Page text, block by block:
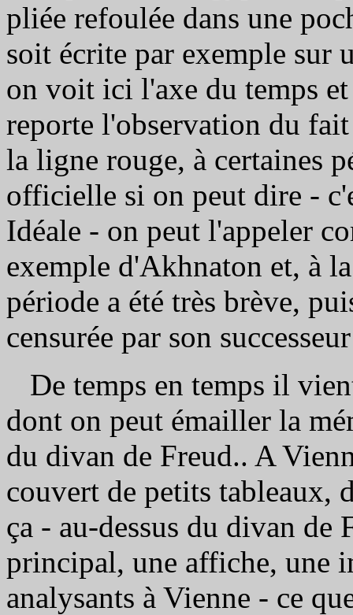
pliée refoulée dans une
soit écrite par exemple sur
on voit ici l'axe du temps
reporte l'observation du fait
la ligne rouge, à certaines
officielle si on peut dire -
Idéale - on peut l'appeler
exemple d'Akhnaton et, à
période a été très brève,
censurée par son
De temps en temps il
dont on peut émailler la
du divan de Freud.. A
couvert de petits tableaux,
ça - au-dessus du divan
principal, une affiche, une
analysants à Vienne - ce